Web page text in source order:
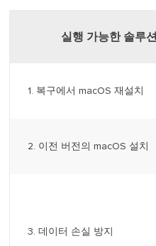
실행 가능한 솔루션
1. 복구에서 macOS 재설치
2. 이전 버전의 macOS 설치
3. 데이터 손실 방지